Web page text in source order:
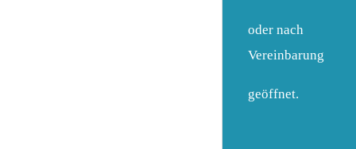
oder nach
Vereinbarung
geöffnet.